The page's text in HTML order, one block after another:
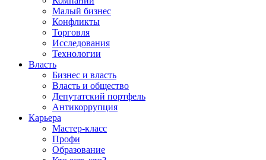
Малый бизнес
Конфликты
Торговля
Исследования
Технологии
Власть
Бизнес и власть
Власть и общество
Депутатский портфель
Антикоррупция
Карьера
Мастер-класс
Профи
Образование